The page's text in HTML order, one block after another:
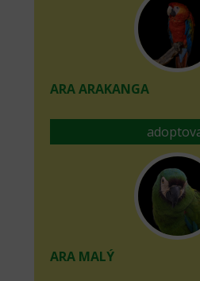
ARA ARAKANGA
ARA MALÝ